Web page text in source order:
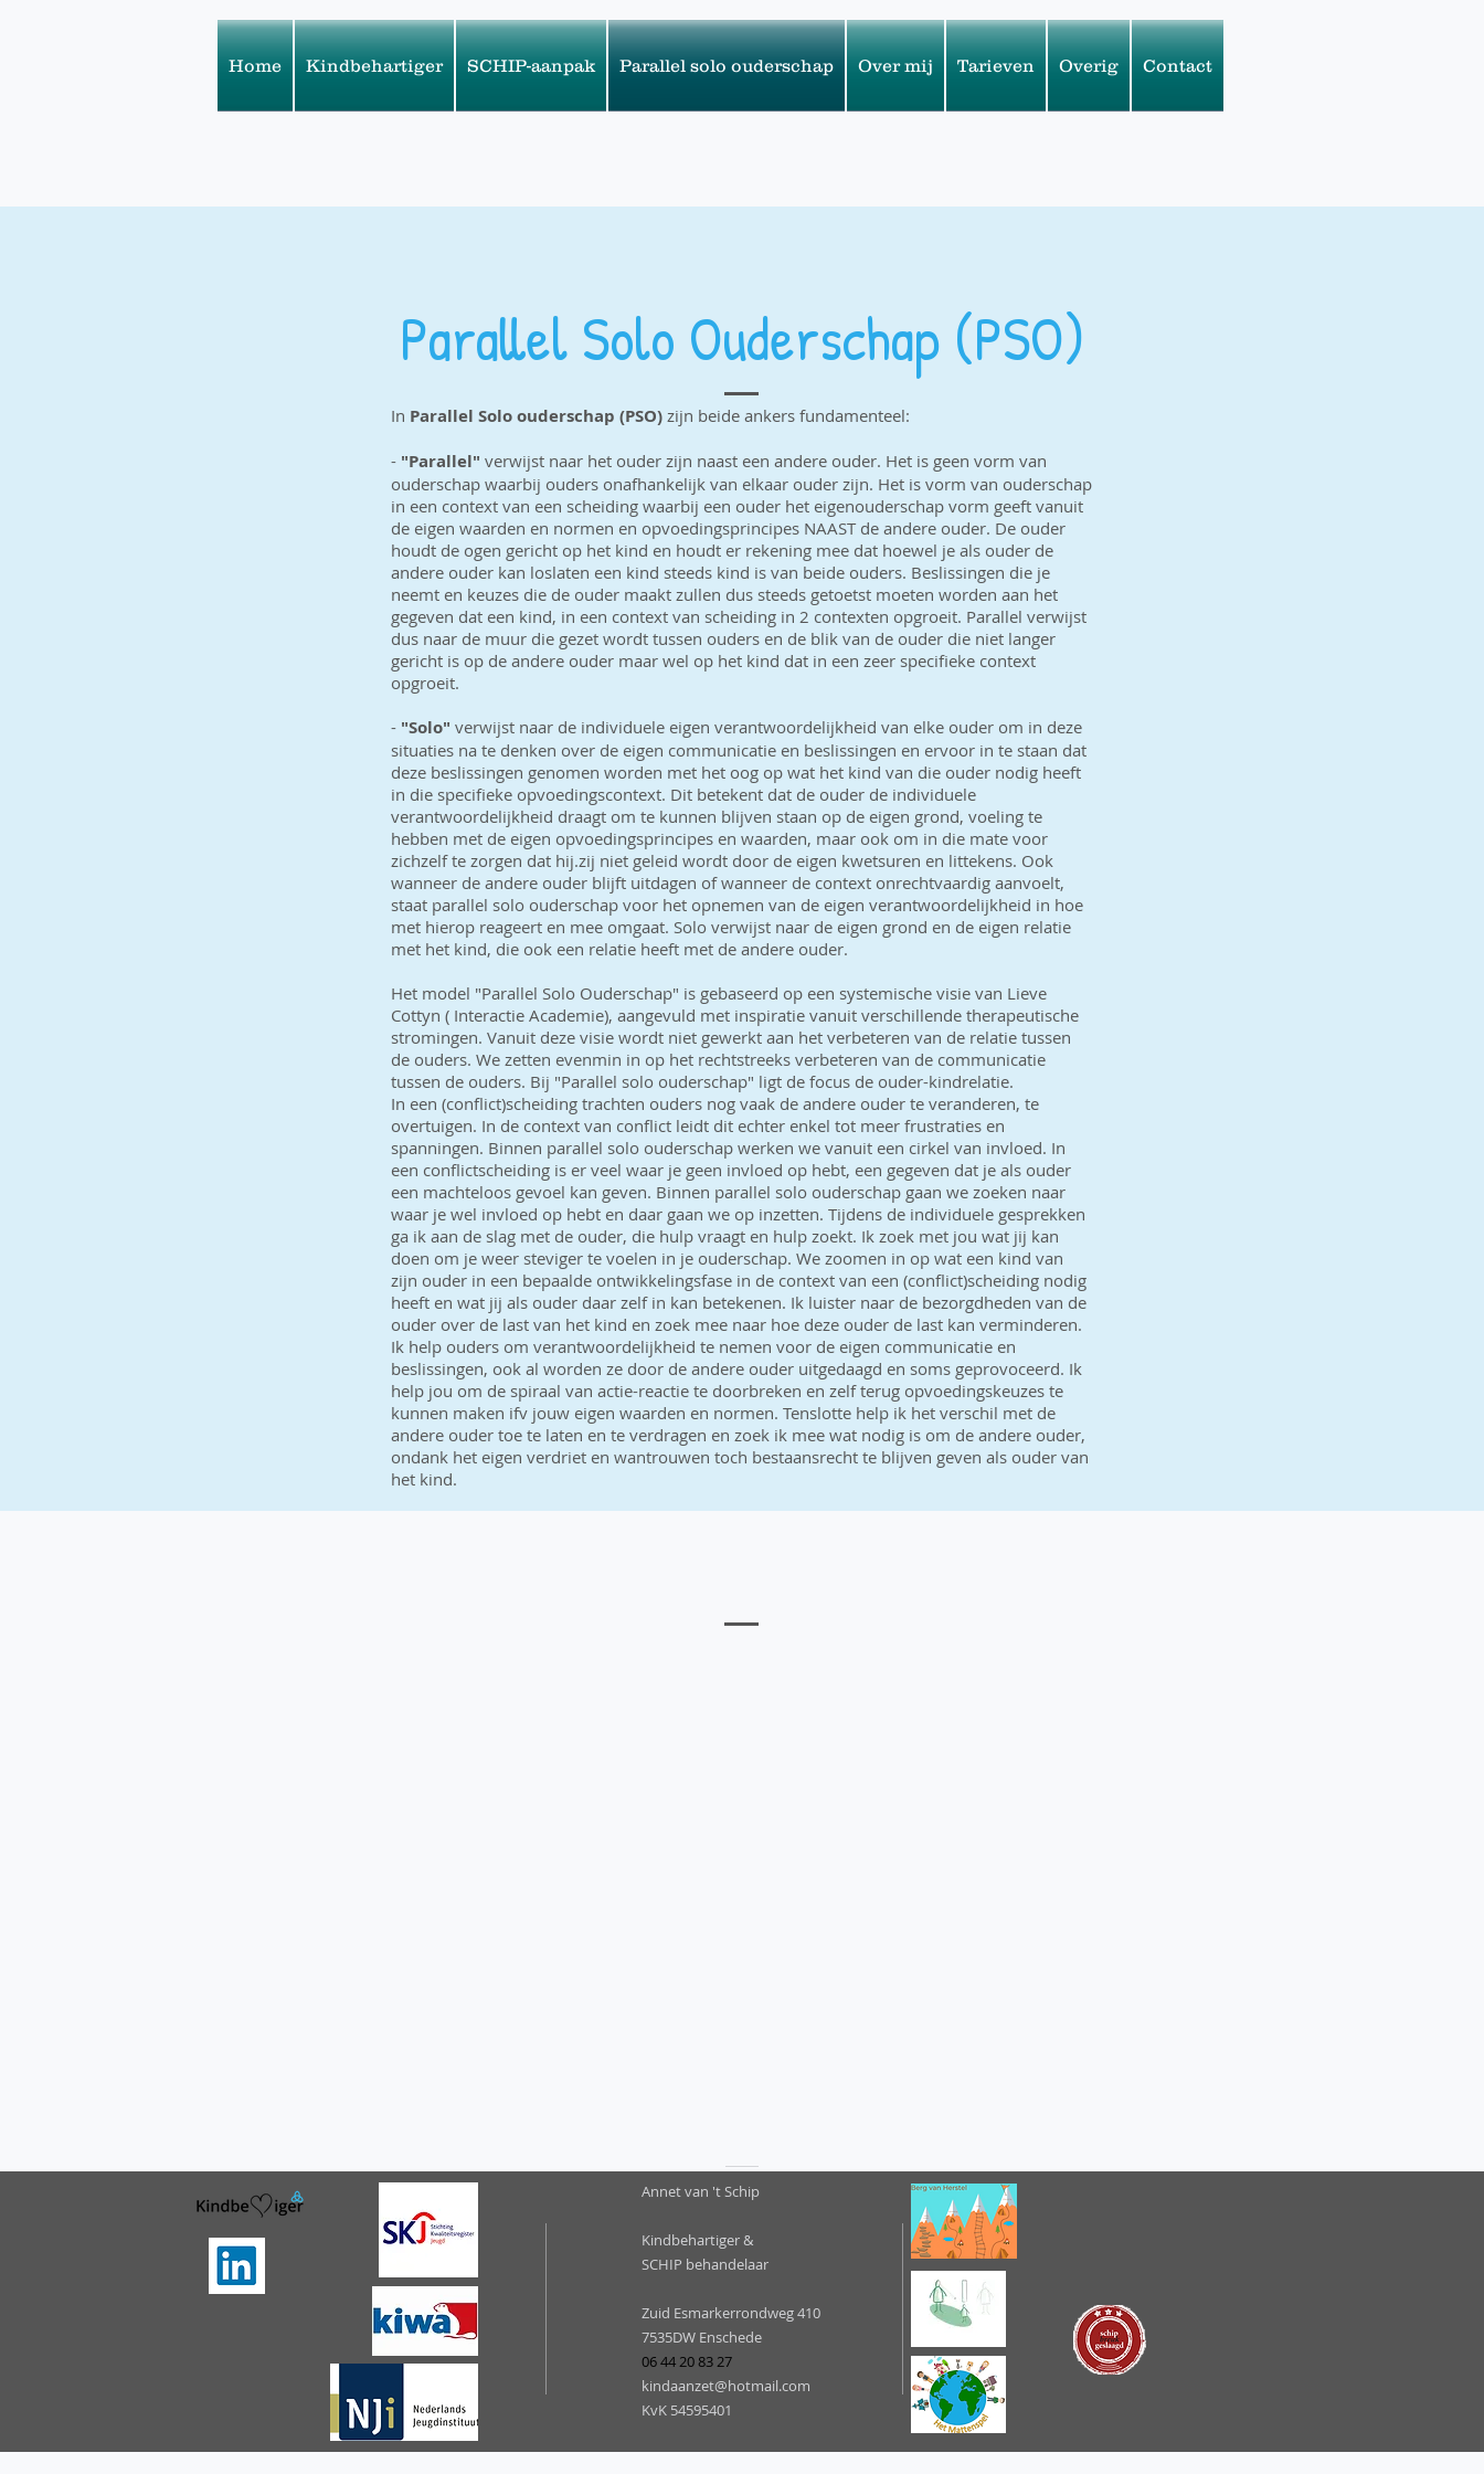
Home Kindbehartiger SCHIP-aanpak Parallel solo ouderschap Over mij Tarieven Overig Contact
Parallel Solo Ouderschap (PSO)
In Parallel Solo ouderschap (PSO) zijn beide ankers fundamenteel:
- "Parallel" verwijst naar het ouder zijn naast een andere ouder. Het is geen vorm van
ouderschap waarbij ouders onafhankelijk van elkaar ouder zijn. Het is vorm van ouderschap
in een context van een scheiding waarbij een ouder het eigenouderschap vorm geeft vanuit
de eigen waarden en normen en opvoedingsprincipes NAAST de andere ouder. De ouder
houdt de ogen gericht op het kind en houdt er rekening mee dat hoewel je als ouder de
andere ouder kan loslaten een kind steeds kind is van beide ouders. Beslissingen die je
neemt en keuzes die de ouder maakt zullen dus steeds getoetst moeten worden aan het
gegeven dat een kind, in een context van scheiding in 2 contexten opgroeit. Parallel verwijst
dus naar de muur die gezet wordt tussen ouders en de blik van de ouder die niet langer
gericht is op de andere ouder maar wel op het kind dat in een zeer specifieke context
opgroeit.
- "Solo" verwijst naar de individuele eigen verantwoordelijkheid van elke ouder om in deze
situaties na te denken over de eigen communicatie en beslissingen en ervoor in te staan dat
deze beslissingen genomen worden met het oog op wat het kind van die ouder nodig heeft
in die specifieke opvoedingscontext. Dit betekent dat de ouder de individuele
verantwoordelijkheid draagt om te kunnen blijven staan op de eigen grond, voeling te
hebben met de eigen opvoedingsprincipes en waarden, maar ook om in die mate voor
zichzelf te zorgen dat hij.zij niet geleid wordt door de eigen kwetsuren en littekens. Ook
wanneer de andere ouder blijft uitdagen of wanneer de context onrechtvaardig aanvoelt,
staat parallel solo ouderschap voor het opnemen van de eigen verantwoordelijkheid in hoe
met hierop reageert en mee omgaat. Solo verwijst naar de eigen grond en de eigen relatie
met het kind, die ook een relatie heeft met de andere ouder.
Het model "Parallel Solo Ouderschap" is gebaseerd op een systemische visie van Lieve
Cottyn ( Interactie Academie), aangevuld met inspiratie vanuit verschillende therapeutische
stromingen. Vanuit deze visie wordt niet gewerkt aan het verbeteren van de relatie tussen
de ouders. We zetten evenmin in op het rechtstreeks verbeteren van de communicatie
tussen de ouders. Bij "Parallel solo ouderschap" ligt de focus de ouder-kindrelatie.
In een (conflict)scheiding trachten ouders nog vaak de andere ouder te veranderen, te
overtuigen. In de context van conflict leidt dit echter enkel tot meer frustraties en
spanningen. Binnen parallel solo ouderschap werken we vanuit een cirkel van invloed. In
een conflictscheiding is er veel waar je geen invloed op hebt, een gegeven dat je als ouder
een machteloos gevoel kan geven. Binnen parallel solo ouderschap gaan we zoeken naar
waar je wel invloed op hebt en daar gaan we op inzetten. Tijdens de individuele gesprekken
ga ik aan de slag met de ouder, die hulp vraagt en hulp zoekt. Ik zoek met jou wat jij kan
doen om je weer steviger te voelen in je ouderschap. We zoomen in op wat een kind van
zijn ouder in een bepaalde ontwikkelingsfase in de context van een (conflict)scheiding nodig
heeft en wat jij als ouder daar zelf in kan betekenen. Ik luister naar de bezorgdheden van de
ouder over de last van het kind en zoek mee naar hoe deze ouder de last kan verminderen.
Ik help ouders om verantwoordelijkheid te nemen voor de eigen communicatie en
beslissingen, ook al worden ze door de andere ouder uitgedaagd en soms geprovoceerd. Ik
help jou om de spiraal van actie-reactie te doorbreken en zelf terug opvoedingskeuzes te
kunnen maken ifv jouw eigen waarden en normen. Tenslotte help ik het verschil met de
andere ouder toe te laten en te verdragen en zoek ik mee wat nodig is om de andere ouder,
ondank het eigen verdriet en wantrouwen toch bestaansrecht te blijven geven als ouder van
het kind.
Annet van 't Schip
Kindbehartiger &
SCHIP behandelaar
Zuid Esmarkerrondweg 410
7535DW Enschede
06 44 20 83 27
kindaanzet@hotmail.com
KvK 54595401